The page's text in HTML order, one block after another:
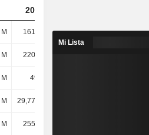
2023
161 mil M 165 mil M 157 mil M
220 mil M
4920 M
29,77 mil M
255 mil M
Mi Lista